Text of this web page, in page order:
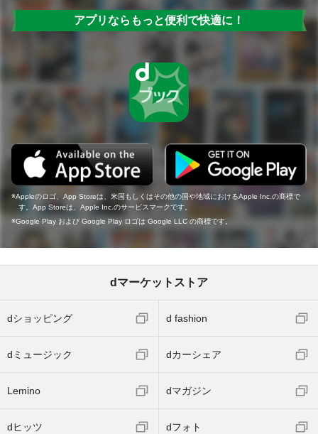
アプリならもっと便利で快適に！
Appleのロゴ、App Storeは、米国もしくはその他の国や地域におけるApple Inc.の商標で
す。App Storeは、Apple Inc.のサービスマークです。
Google Play および Google Play ロゴは Google LLC の商標です。
dマーケットストア
dショッピング d fashion
dミュージック dカーシェア
Lemino dマガジン
dヒッツ dフォト